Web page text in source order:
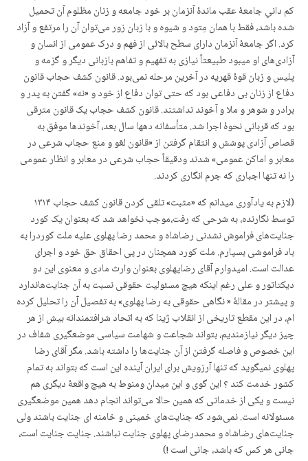
کم دانیِ جامعهٔ عقب ماندهٔ آنزمان بر خود جامعه و زنان مظلوم آن تحمیل
شده باشد، فقط با همان مِتود و شیوه و با زبان زور می‌توان آن را مرتفع و آزاد
کرد. اگر جامعهٔ آنزمان دارای سطح بالائی از فهم و درک عمومی از انسان و
آزادی‌های او میبود طبیعتاً نیازی به تفهیم و تفاهم بازبانی دیگر و گزمە و
پلیس و زبان قوهٔ قهریه در آخرین مرحله نمی‌بود. قانون کشف حجاب قانون
دفاع از زنان بی دفاعی بود که حتی توان دفاع از خود و «نه» گفتن به پدر و
برادر و شوهر و ملا و آخوند نداشتند. قانون کشف حجاب یک قانون مترقی
بود که قربانی نحوهٔ اجرا شد. متأسفانه دهها سال بعد، آخوندها موفق به
قصاص آزادی پوشش و انتقام گرفتن از «قانون لغو و منع حجاب شرعی در
معابر و اماکن عمومی» شدند ودقیقاً حجاب شرعی در معابر و انظار عمومی
را نه تنها اجباری که جرم انگاری کردند.
(لازم به یادآوری میدانم که «مثبت» تلقی کردن قانون کشف حجاب ۱۳۱۴
توسط نگارنده، به شرحی که رفت،موجب نخواهد شد که بعنوان یک کورد
جنایت‌های فراموش نشدنی رضاشاه و محمد رضا پهلوی علیه ملت کوردرا به
باد فراموشی بسپارم. ملت کورد همچنان در پی احقاق حق خود و اجرای
عدالت است. امیدوارم آقای رضاپهلوی بعنوان وارث مادی و معنوی این دو
دیکتاتور و علی رغم اینکه هیچ مسئولیت حقوقی نسبت به آن جنایت‌هاندارد
و پیشتر در مقالهٔ « نگاهی حقوقی به رضا پهلوی» به تفصیل آن را تحلیل کرده
ام، در این مقطع تاریخی از انقلاب ژینا که به اتحاد شرافتمندانه بیش از هر
چیز دیگر نیازمندیم، بتواند شجاعت و شهامت سیاسی موضعگیری شفاف در
این خصوص و فاصله گرفتن از آن جنایت‌ها را داشته باشد. مگر آقای رضا
پهلوی نمیگوید که تنها آرزویش برای ایران آینده این است که بتواند به تمام
کشور خدمت کند ؟ این گوی و این میدان ومنوط به هیچ واقعهٔ دیگری هم
نیست و یکی از خدماتی که همین حالا می‌تواند انجام دهد همین موضعگیری
مسئولانه است. نمی‌شود که جنایت‌های خمینی و خامنه ای جنایت باشند ولی
جنایت‌های رضاشاه و محمدرضای پهلوی جنایت نباشند. جنایت جنایت است،
جانی هر کس که باشد، جانی است !)